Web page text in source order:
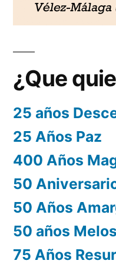
¿Que
25 años
25 Años Paz
400 Años
50
50 Años
50 años
75 Años